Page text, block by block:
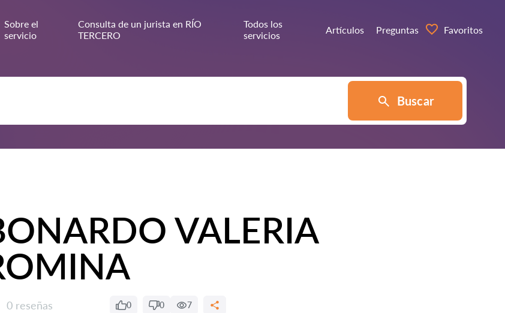
Sobre el
servicio
Consulta de un jurista en RÍO
TERCERO
Todos los
servicios
Artículos Preguntas Favoritos
Buscar
VALERIA
Número de reseñas:
0 reseñas 0 0 7